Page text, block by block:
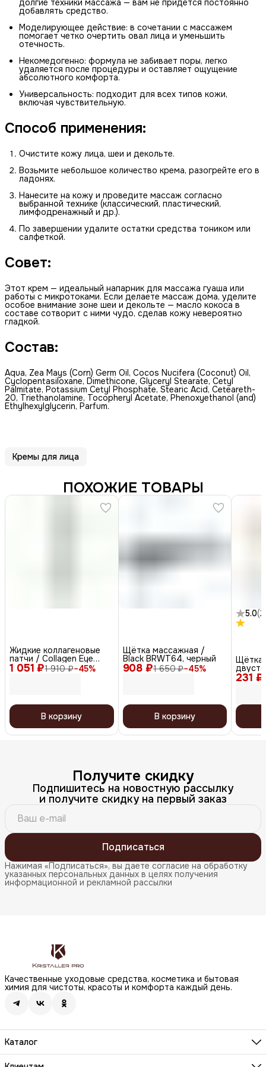
долгие техники массажа — вам не придется постоянно
добавлять средство.
Моделирующее действие: в сочетании с массажем
помогает четко очертить овал лица и уменьшить
отечность.
Некомедогенно: формула не забивает поры, легко
удаляется после процедуры и оставляет ощущение
абсолютного комфорта.
Универсальность: подходит для всех типов кожи,
включая чувствительную.
Способ применения:
Очистите кожу лица, шеи и декольте.
Возьмите небольшое количество крема, разогрейте его в
ладонях.
Нанесите на кожу и проведите массаж согласно
выбранной технике (классический, пластический,
лимфодренажный и др.).
По завершении удалите остатки средства тоником или
салфеткой.
Совет:
Этот крем — идеальный напарник для массажа гуаша или
работы с микротоками. Если делаете массаж дома, уделите
особое внимание зоне шеи и декольте — масло кокоса в
составе сотворит с ними чудо, сделав кожу невероятно
гладкой.
Состав:
Aqua, Zea Mays (Corn) Germ Oil, Cocos Nucifera (Coconut) Oil,
Cyclopentasiloxane, Dimethicone, Glyceryl Stearate, Cetyl
Palmitate, Potassium Cetyl Phosphate, Stearic Acid, Ceteareth-
20, Triethanolamine, Tocopheryl Acetate, Phenoxyethanol (and)
Ethylhexylglycerin, Parfum.
Кремы для лица
ПОХОЖИЕ ТОВАРЫ
1 051 ₽1 910 ₽−45%
Жидкие коллагеновые
патчи / Collagen Eye
Patch, 30 мл
В корзину
908 ₽1 650 ₽−45%
Щётка массажная /
Black BRWT64, черный
В корзину
5.0(2
231 ₽
Щётка
Получите скидку
Подпишитесь на новостную рассылку
и получите скидку на первый заказ
Подписаться
Нажимая «Подписаться», вы даете согласие на обработку
указанных персональных данных в целях получения
информационной и рекламной рассылки
Качественные уходовые средства, косметика и бытовая
химия для чистоты, красоты и комфорта каждый день.
Каталог
Бренды